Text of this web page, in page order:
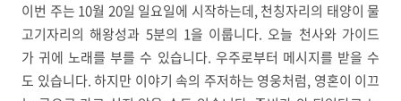
이번 주는 10월 20일 일요일에 시작하는데, 천칭자리의 태양이 물
고기자리의 해왕성과 5분의 1을 이룹니다. 오늘 천사와 가이드
가 귀에 노래를 부를 수 있습니다. 우주로부터 메시지를 받을 수
도 있습니다. 하지만 이야기 속의 주저하는 영웅처럼, 영혼이 이끄